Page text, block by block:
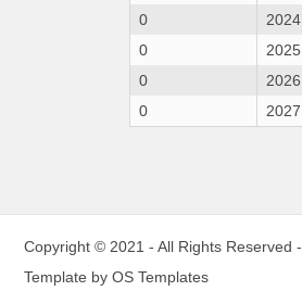
0
2024
0
2025
0
2026
0
2027
Copyright © 2021 - All Rights Reserved -
Template byOS Templates